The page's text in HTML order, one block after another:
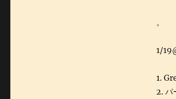
。
1/
1.
2. パ